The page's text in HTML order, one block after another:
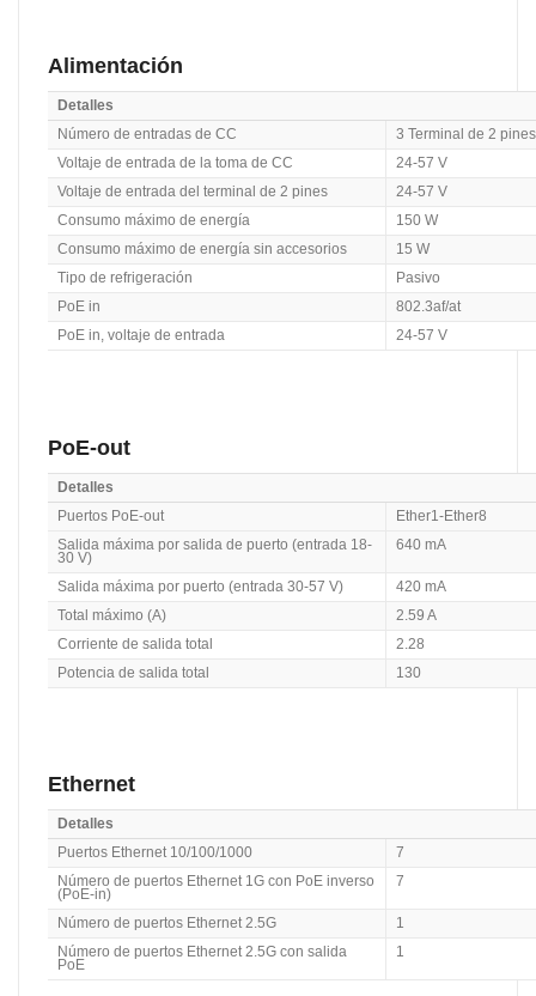
Alimentación
Detalles
Número de entradas de CC
3 Terminal de 2
Voltaje de entrada de la toma de CC
24-57 V
Voltaje de entrada del terminal de 2 pines
24-57 V
Consumo máximo de energía
150 W
Consumo máximo de energía sin accesorios
15 W
Tipo de refrigeración
Pasivo
PoE in
802.3af/at
PoE in, voltaje de entrada
24-57 V
PoE-out
Detalles
Puertos PoE-out
Ether1-Ether8
Salida máxima por salida de puerto (entrada 18-
30 V)
640 mA
Salida máxima por puerto (entrada 30-57 V)
420 mA
Total máximo (A)
2.59 A
Corriente de salida total
2.28
Potencia de salida total
130
Ethernet
Detalles
Puertos Ethernet 10/100/1000
7
Número de puertos Ethernet 1G con PoE inverso
(PoE-in)
7
Número de puertos Ethernet 2.5G
1
Número de puertos Ethernet 2.5G con salida
PoE
1